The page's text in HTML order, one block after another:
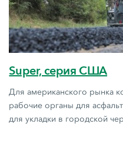
Super, серия США
Для американского рынка
рабочие органы для
для укладки в городской